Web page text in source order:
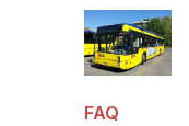
FAQ